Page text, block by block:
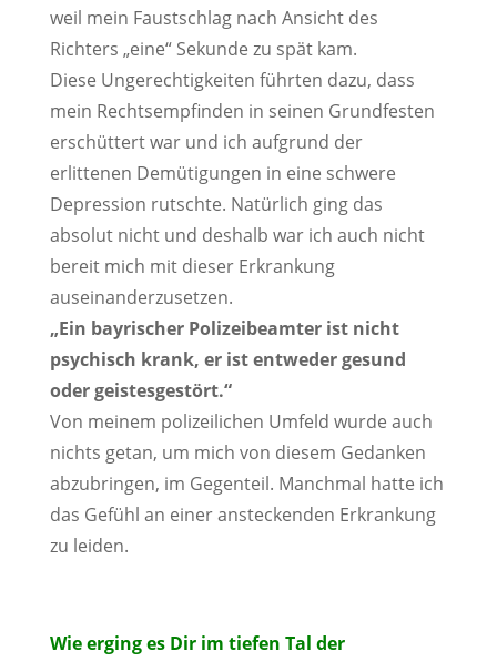
weil mein Faustschlag nach Ansicht des
Richters „eine“ Sekunde zu spät kam.
Diese Ungerechtigkeiten führten dazu, dass
mein Rechtsempfinden in seinen Grundfesten
erschüttert war und ich aufgrund der
erlittenen Demütigungen in eine schwere
Depression rutschte. Natürlich ging das
absolut nicht und deshalb war ich auch nicht
bereit mich mit dieser Erkrankung
auseinanderzusetzen.
„Ein bayrischer Polizeibeamter ist nicht
psychisch krank, er ist entweder gesund
oder geistesgestört.“
Von meinem polizeilichen Umfeld wurde auch
nichts getan, um mich von diesem Gedanken
abzubringen, im Gegenteil. Manchmal hatte ich
das Gefühl an einer ansteckenden Erkrankung
zu leiden.
Wie erging es Dir im tiefen Tal der